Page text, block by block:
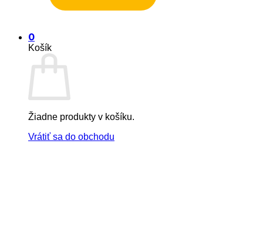
0
Košík
Žiadne produkty v košíku.
Vrátiť sa do obchodu